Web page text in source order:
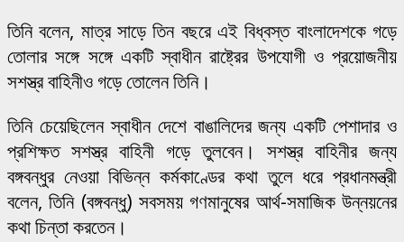
তিনি বলেন, মাত্র সাড়ে তিন বছরে এই বিধ্বস্ত বাংলাদেশকে গড়ে
তোলার সঙ্গে সঙ্গে একটি স্বাধীন রাষ্ট্রের উপযোগী ও প্রয়োজনীয়
সশস্ত্র বাহিনীও গড়ে তোলেন তিনি।
তিনি চেয়েছিলেন স্বাধীন দেশে বাঙালিদের জন্য একটি পেশাদার ও
প্রশিক্ষত সশস্ত্র বাহিনী গড়ে তুলবেন। সশস্ত্র বাহিনীর জন্য
বঙ্গবন্ধুর নেওয়া বিভিন্ন কর্মকাণ্ডের কথা তুলে ধরে প্রধানমন্ত্রী
বলেন, তিনি (বঙ্গবন্ধু) সবসময় গণমানুষের আর্থ-সমাজিক উন্নয়নের
কথা চিন্তা করতেন।